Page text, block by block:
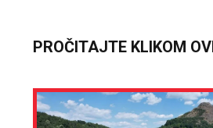
PROČITAJTE KLIKOM